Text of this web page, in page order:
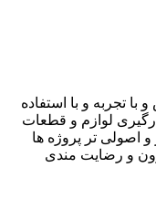
تجربه و با استفاده
لوازم و قطعات
اصولی تر پروژه ها
و رضایت مندی